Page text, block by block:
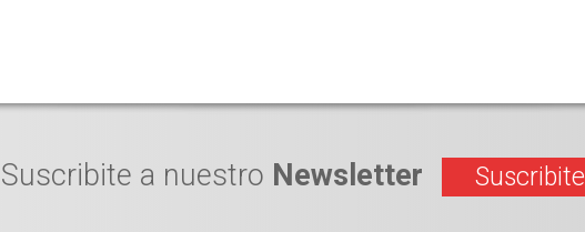
Suscribite a nuestro Newsletter Suscribite